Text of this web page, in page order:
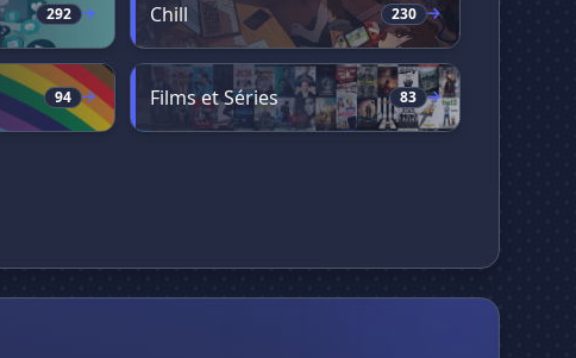
292 Chill 230
94 Films et Séries 83